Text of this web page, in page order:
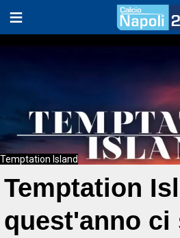
Temptation Island
Temptation
quest'anno ci